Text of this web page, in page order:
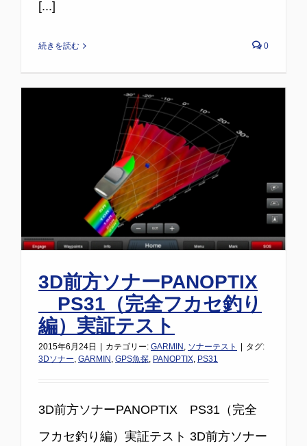
[...]
続きを読む 0
3D前方ソナーPANOPTIX
PS31（完全フカセ釣り
編）実証テスト
2015年6月24日 カテゴリー: GARMIN , ソナーテスト
タグ:
3Dソナー, GARMIN , GPS魚探, PANOPTIX, PS31
3D前方ソナーPANOPTIX PS31（完全
フカセ釣り編）実証テスト 3D前方ソナー